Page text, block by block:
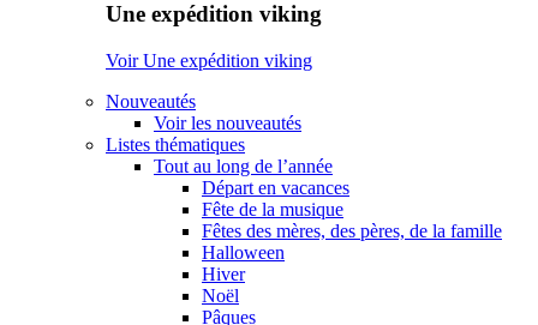
Une expédition viking
Voir Une expédition viking
Nouveautés
Voir les nouveautés
Listes thématiques
Tout au long de l’année
Départ en vacances
Fête de la musique
Fêtes des mères, des pères, de la famille
Halloween
Hiver
Noël
Pâques